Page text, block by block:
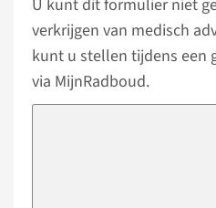
U kunt dit formulier niet
verkrijgen van medisch
kunt u stellen tijdens een
via MijnRadboud.